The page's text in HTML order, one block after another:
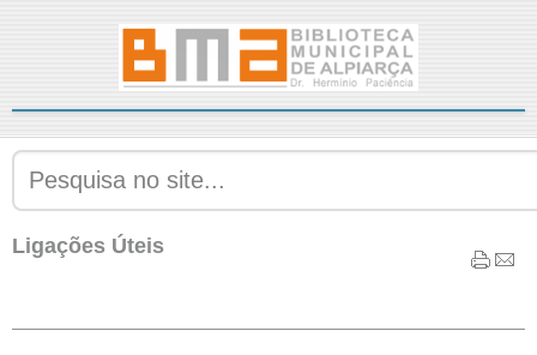
Ligações Úteis